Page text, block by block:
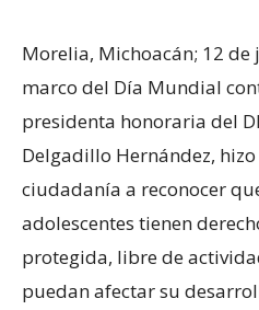
Morelia, Michoacán; 12 de
marco del Día Mundial
presidenta honoraria del
Delgadillo Hernández,
ciudadanía a reconocer
adolescentes tienen
protegida, libre de
puedan afectar su